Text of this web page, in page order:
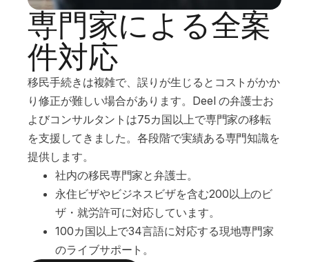
専門家による全案
件対応
移民手続きは複雑で、誤りが生じるとコストがかか
り修正が難しい場合があります。Deel の弁護士お
よびコンサルタントは75カ国以上で専門家の移転
を支援してきました。各段階で実績ある専門知識を
提供します。
社内の移民専門家と弁護士。
永住ビザやビジネスビザを含む200以上のビ
ザ・就労許可に対応しています。
100カ国以上で34言語に対応する現地専門家
のライブサポート。